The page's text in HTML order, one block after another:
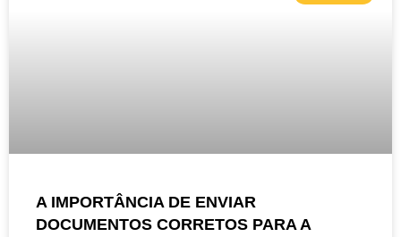
A IMPORTÂNCIA DE ENVIAR
DOCUMENTOS CORRETOS PARA A